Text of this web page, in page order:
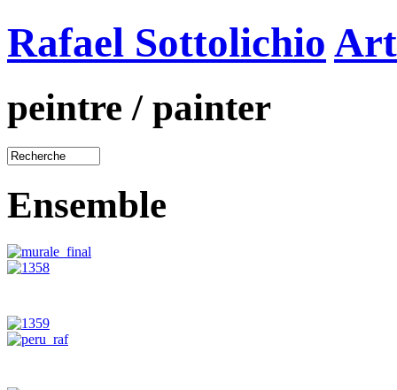
Rafael Sottolichio
peintre / painter
Ensemble